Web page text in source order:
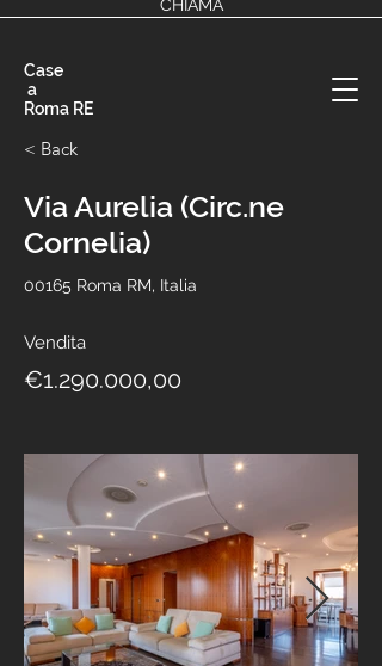
CHIAMA
Case
a
Roma RE
< Back
Via Aurelia (Circ.ne
Cornelia)
00165 Roma RM, Italia
Vendita
€1.290.000,00